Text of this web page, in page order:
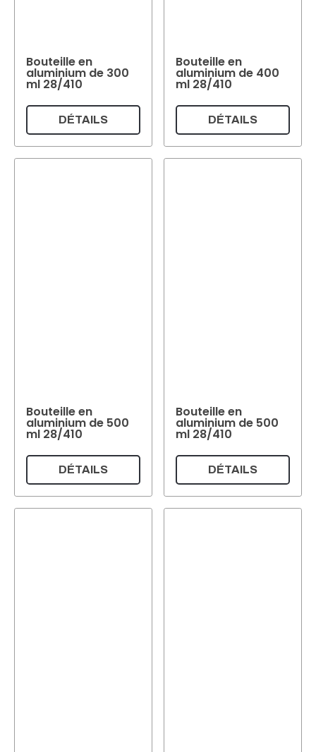
Bouteille en
aluminium de 300
ml 28/410
DÉTAILS
Bouteille en
aluminium de 400
ml 28/410
DÉTAILS
Bouteille en
aluminium de 500
ml 28/410
DÉTAILS
Bouteille en
aluminium de 500
ml 28/410
DÉTAILS